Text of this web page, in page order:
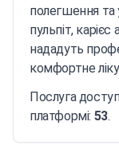
полегшення та
пульпіт,
нададуть
комфортне
Послуга
платформі: 53.